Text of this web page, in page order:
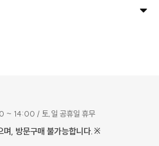
~ 14:00 / 토,일 공휴일 휴무
며, 방문구매 불가능합니다.※